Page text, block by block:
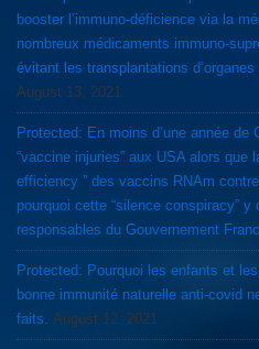
booster l’immuno-déficience via la
nombreux médicaments immuno-
évitant les transplantations
August 13, 2021
Protected: En moins d’une année
“vaccine injuries” aux USA alors que
efficiency ” des vaccins RNAm
pourquoi cette “silence conspiracy”
responsables du Gouvernement
Protected: Pourquoi les enfants et
bonne immunité naturelle anti-covid
faits.
August 12, 2021